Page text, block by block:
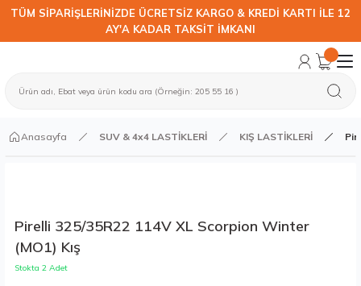
TÜM SİPARİŞLERİNİZDE ÜCRETSİZ KARGO & KREDİ KARTI İLE 12
AY'A KADAR TAKSİT İMKANI
Anasayfa SUV & 4x4 LASTİKLERİ KIŞ LASTİKLERİ
Pirelli 325/35R22 114V XL Scorpion Winter
(MO1) Kış
Stokta 2 Adet